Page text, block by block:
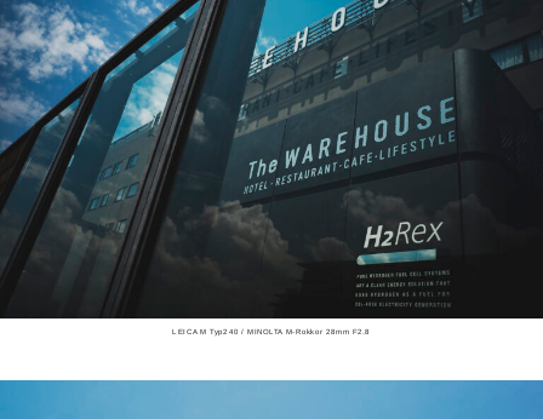
LEICA M Typ240 / MINOLTA M-Rokkor 28mm F2.8